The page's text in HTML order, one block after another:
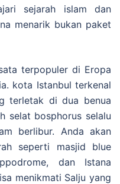
sejarah islam dan
menarik bukan paket
terpopuler di Eropa
kota Istanbul terkenal
terletak di dua benua
selat bosphorus selalu
berlibur. Anda akan
seperti masjid blue
dan Istana
menikmati Salju yang